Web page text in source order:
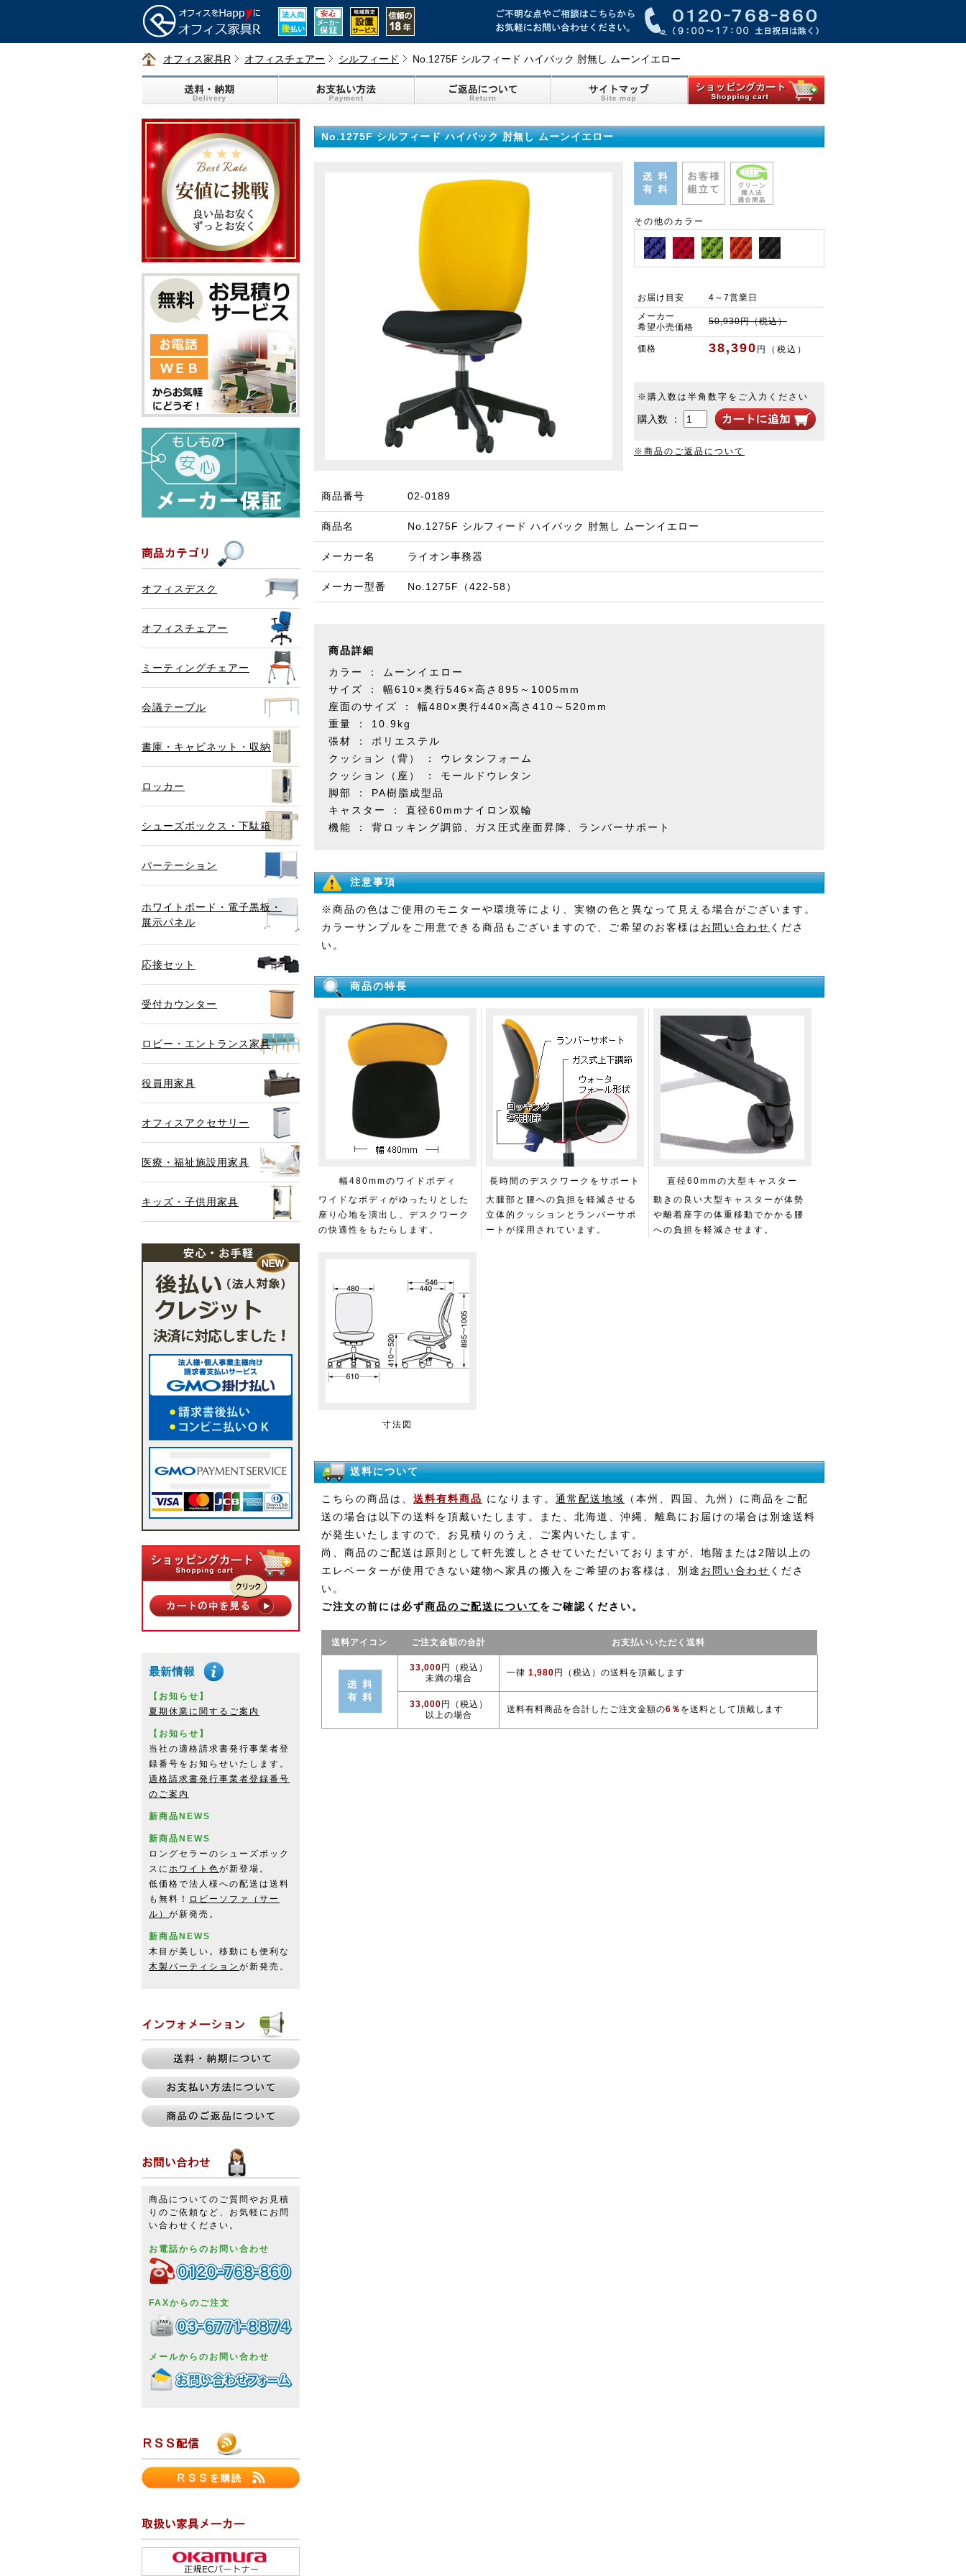
オフィス家具R オフィスチェアー シルフィード No.1275F シルフィード ハイバック 肘無し ムーンイエロー
オフィスデスク
オフィスチェアー
ミーティングチェアー
会議テーブル
書庫・キャビネット・収納
ロッカー
シューズボックス・下駄箱
パーテーション
ホワイトボード・電子黒板・
展示パネル
応接セット
受付カウンター
ロビー・エントランス家具
役員用家具
オフィスアクセサリー
医療・福祉施設用家具
キッズ・子供用家具
【お知らせ】
夏期休業に関するご案内
【お知らせ】
当社の適格請求書発行事業者登
録番号をお知らせいたします。
適格請求書発行事業者登録番号
のご案内
新商品NEWS
新商品NEWS
ロングセラーのシューズボック
スに ホワイト色が新登場。
低価格で法人様への配送は送料
も無料！
ロビーソファ（サー
ル） が新発売。
新商品NEWS
木目が美しい。移動にも便利な
木製パーティション が新発売。
商品についてのご質問やお見積
りのご依頼など、お気軽にお問
い合わせください。
お電話からのお問い合わせ
FAXからのご注文
メールからのお問い合わせ
No.1275F シルフィード ハイバック 肘無し ムーンイエロー
その他のカラー
お届け目安
4～7営業日
メーカー
希望小売価格
50,930円（税込）
価格 38,390 円（税込）
※購入数は半角数字をご入力ください
購入数 ：
※商品のご返品について
商品番号 02-0189
商品名 No.1275F シルフィード ハイバック 肘無し ムーンイエロー
メーカー名 ライオン事務器
メーカー型番 No.1275F（422-58）
商品詳細
カラー ： ムーンイエロー
サイズ ： 幅610×奥行546×高さ895～1005mm
座面のサイズ ： 幅480×奥行440×高さ410～520mm
重量 ： 10.9kg
張材 ： ポリエステル
クッション（背） ： ウレタンフォーム
クッション（座） ： モールドウレタン
脚部 ： PA樹脂成型品
キャスター ： 直径60mmナイロン双輪
機能 ： 背ロッキング調節、ガス圧式座面昇降、ランバーサポート
注意事項
※商品の色はご使用のモニターや環境等により、実物の色と異なって見える場合がございます。
カラーサンプルをご用意できる商品もございますので、ご希望のお客様は お問い合わせ くださ
い。
商品の特長
幅480mmのワイドボディ
ワイドなボディがゆったりとした
座り心地を演出し、デスクワーク
の快適性をもたらします。
長時間のデスクワークをサポート
大腿部と腰への負担を軽減させる
立体的クッションとランバーサポ
ートが採用されています。
直径60mmの大型キャスター
動きの良い大型キャスターが体勢
や離着座字の体重移動でかかる腰
への負担を軽減させます。
寸法図
送料について
こちらの商品は、 送料有料商品 になります。 通常配送地域
（本州、四国、九州）に商品をご配
送の場合は以下の送料を頂戴いたします。また、北海道、沖縄、離島にお届けの場合は別途送料
が発生いたしますので、お見積りのうえ、ご案内いたします。
尚、商品のご配送は原則として軒先渡しとさせていただいておりますが、地階または2階以上の
エレベーターが使用できない建物へ家具の搬入をご希望のお客様は、別途 お問い合わせ くださ
い。
ご注文の前には必ず商品のご配送について をご確認ください。
送料アイコン ご注文金額の合計 お支払いいただく送料
33,000 円（税込）
未満の場合
一律 1,980 円（税込）の送料を頂戴します
33,000 円（税込）
以上の場合
送料有料商品を合計したご注文金額の6％ を送料として頂戴します